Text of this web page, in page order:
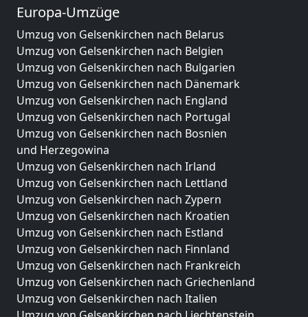
Europa-Umzüge
Umzug von Gelsenkirchen nach Belarus
Umzug von Gelsenkirchen nach Belgien
Umzug von Gelsenkirchen nach Bulgarien
Umzug von Gelsenkirchen nach Dänemark
Umzug von Gelsenkirchen nach England
Umzug von Gelsenkirchen nach Portugal
Umzug von Gelsenkirchen nach Bosnien
und Herzegowina
Umzug von Gelsenkirchen nach Irland
Umzug von Gelsenkirchen nach Lettland
Umzug von Gelsenkirchen nach Zypern
Umzug von Gelsenkirchen nach Kroatien
Umzug von Gelsenkirchen nach Estland
Umzug von Gelsenkirchen nach Finnland
Umzug von Gelsenkirchen nach Frankreich
Umzug von Gelsenkirchen nach Griechenland
Umzug von Gelsenkirchen nach Italien